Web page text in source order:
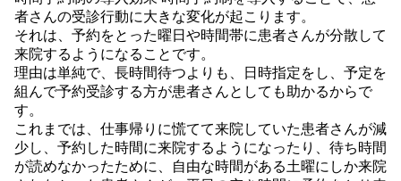
者さんの受診行動に大きな変化が起こります。
それは、予約をとった曜日や時間帯に患者さんが分散して
来院するようになることです。
理由は単純で、長時間待つよりも、日時指定をし、予定を
組んで予約受診する方が患者さんとしても助かるからで
す。
これまでは、仕事帰りに慌てて来院していた患者さんが減
少し、予約した時間に来院するようになったり、待ち時間
が読めなかったために、自由な時間がある土曜にしか来院